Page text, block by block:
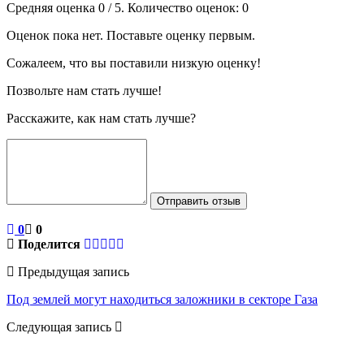
Средняя оценка 0 / 5. Количество оценок: 0
Оценок пока нет. Поставьте оценку первым.
Сожалеем, что вы поставили низкую оценку!
Позвольте нам стать лучше!
Расскажите, как нам стать лучше?
Отправить отзыв
0
0
Поделится
Предыдущая запись
Под землей могут находиться заложники в секторе Газа
Следующая запись